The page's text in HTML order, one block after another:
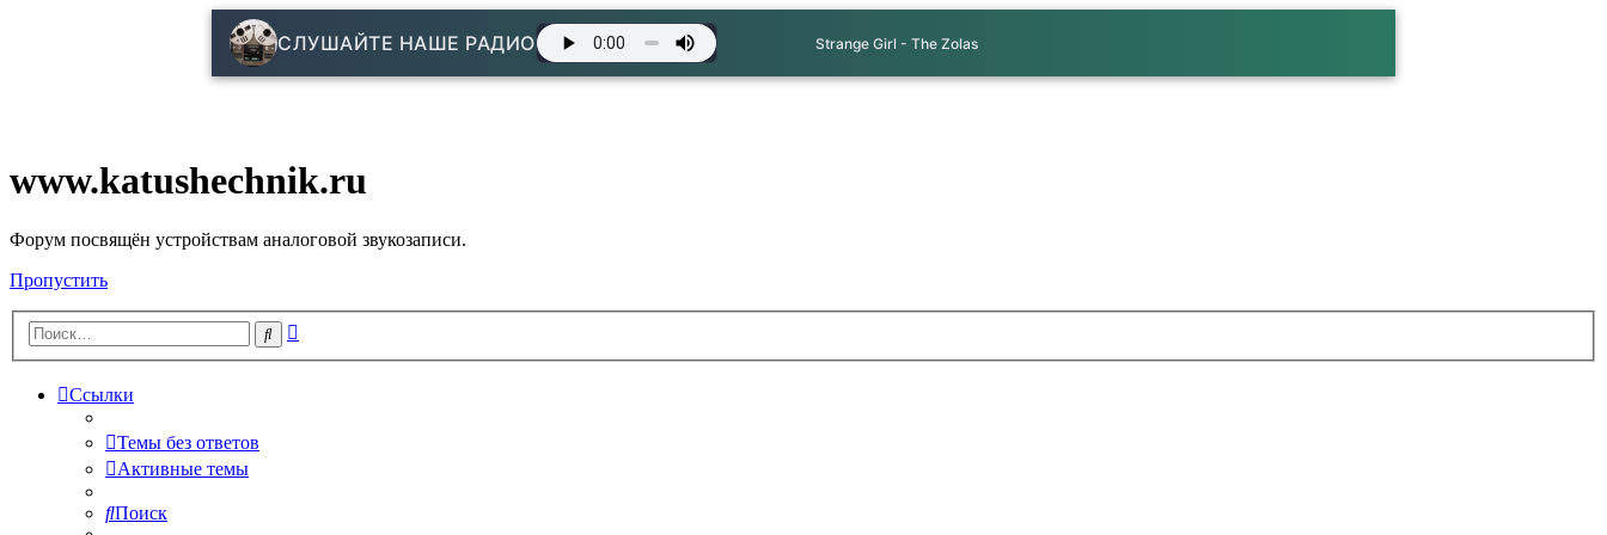
СЛУШАЙТЕ НАШЕ РАДИО Strange Girl - The Zolas
www.katushechnik.ru
Форум посвящён устройствам аналоговой звукозаписи.
Пропустить
Поиск
Ссылки
Темы без ответов
Активные темы
Поиск